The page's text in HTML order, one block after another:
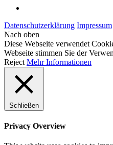
Datenschutzerklärung Impressum
Nach oben
Diese Webseite verwendet
Webseite stimmen Sie der
Reject Mehr Informationen
Schließen
Privacy Overview